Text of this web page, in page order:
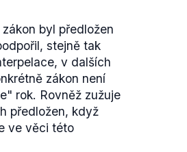
byl předložen
stejně tak
v dalších
zákon není
rok. Rovněž zužuje
předložen, když
ve věci této